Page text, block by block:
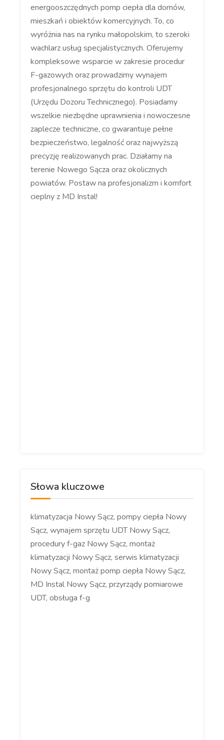
energooszczędnych pomp ciepła dla domów,
mieszkań i obiektów komercyjnych. To, co
wyróżnia nas na rynku małopolskim, to szeroki
wachlarz usług specjalistycznych. Oferujemy
kompleksowe wsparcie w zakresie procedur
F-gazowych oraz prowadzimy wynajem
profesjonalnego sprzętu do kontroli UDT
(Urzędu Dozoru Technicznego). Posiadamy
wszelkie niezbędne uprawnienia i nowoczesne
zaplecze techniczne, co gwarantuje pełne
bezpieczeństwo, legalność oraz najwyższą
precyzję realizowanych prac. Działamy na
terenie Nowego Sącza oraz okolicznych
powiatów. Postaw na profesjonalizm i komfort
cieplny z MD Instal!
Słowa kluczowe
klimatyzacja Nowy Sącz, pompy ciepła Nowy
Sącz, wynajem sprzętu UDT Nowy Sącz,
procedury f-gaz Nowy Sącz, montaż
klimatyzacji Nowy Sącz, serwis klimatyzacji
Nowy Sącz, montaż pomp ciepła Nowy Sącz,
MD Instal Nowy Sącz, przyrządy pomiarowe
UDT, obsługa f-g